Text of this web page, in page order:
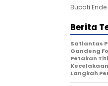
Bupati
Berita
Satlantas
Gandeng
Petakan
Langkah